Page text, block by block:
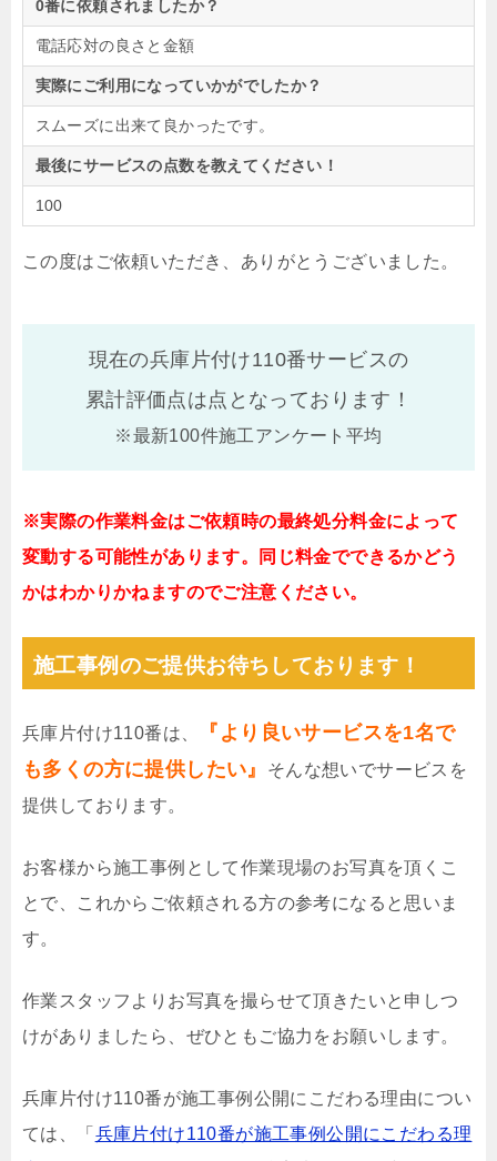
0番に依頼されましたか？
電話応対の良さと金額
実際にご利用になっていかがでしたか？
スムーズに出来て良かったです。
最後にサービスの点数を教えてください！
100
この度はご依頼いただき、ありがとうございました。
現在の兵庫片付け110番サービスの
累計評価点は点となっております！
※最新100件施工アンケート平均
※実際の作業料金はご依頼時の最終処分料金によって
変動する可能性があります。同じ料金でできるかどう
かはわかりかねますのでご注意ください。
施工事例のご提供お待ちしております！
兵庫片付け110番は、
『より良いサービスを1名で
も多くの方に提供したい』
そんな想いでサービスを
提供しております。
お客様から施工事例として作業現場のお写真を頂くこ
とで、これからご依頼される方の参考になると思いま
す。
作業スタッフよりお写真を撮らせて頂きたいと申しつ
けがありましたら、ぜひともご協力をお願いします。
兵庫片付け110番が施工事例公開にこだわる理由につい
ては、「 兵庫片付け110番が施工事例公開にこだわる理